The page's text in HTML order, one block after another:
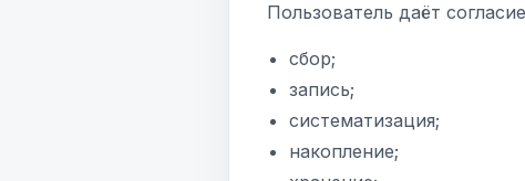
Пользователь даёт
сбор;
запись;
систематизация;
накопление;